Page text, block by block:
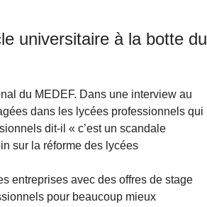
universitaire à la botte du
du MEDEF. Dans une interview au
dans les lycées professionnels qui
dit-il « c’est un scandale
sur la réforme des lycées
entreprises avec des offres de stage
pour beaucoup mieux